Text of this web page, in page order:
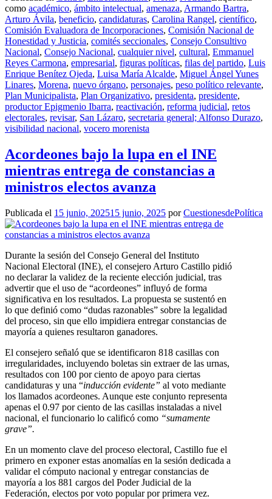
como académico, ámbito intelectual, amenaza, Armando Bartra,
Arturo Ávila, beneficio, candidaturas, Carolina Rangel, científico,
Comisión Evaluadora de Incorporaciones, Comisión Nacional de
Honestidad y Justicia, comités seccionales, Consejo Consultivo
Nacional, Consejo Nacional, cualquier nivel, cultural, Emmanuel
Reyes Carmona, empresarial, figuras políticas, filas del partido, Luis
Enrique Benítez Ojeda, Luisa María Alcalde, Miguel Ángel Yunes
Linares, Morena, nuevo órgano, personajes, peso político relevante,
Plan Municipalista, Plan Organizativo, presidenta, presidente,
productor Epigmenio Ibarra, reactivación, reforma judicial, retos
electorales, revisar, San Lázaro, secretaria general; Alfonso Durazo,
visibilidad nacional, vocero morenista
Acordeones bajo la lupa en el INE
mientras entrega de constancias a
ministros electos avanza
Publicada el 15 junio, 202515 junio, 2025 porCuestionesdePolítica
Durante la sesión del Consejo General del Instituto
Nacional Electoral (INE), el consejero Arturo Castillo pidió
no declarar la validez de la reciente elección judicial, tras
advertir que el uso de “acordeones” influyó de forma
significativa en los resultados. La propuesta se sustentó en
lo que definió como “dudas razonables” sobre la legalidad
del proceso, sin que ello impidiera entregar constancias de
mayoría a quienes resultaron ganadores.
El consejero señaló que se identificaron 818 casillas con
irregularidades, incluyendo boletas sin extraer de las urnas,
resultados con 100 por ciento de apoyo para ciertas
candidaturas y una “inducción evidente” al voto mediante
los llamados acordeones. Aunque este conjunto representa
apenas el 0.97 por ciento de las casillas instaladas a nivel
nacional, el funcionario lo calificó como “sumamente
grave”.
En un momento clave del proceso electoral, Castillo fue el
primero en exponer estas anomalías en la sesión dedicada a
validar el cómputo nacional y entregar constancias de
mayoría a los 881 cargos del Poder Judicial de la
Federación, electos por voto popular por primera vez.